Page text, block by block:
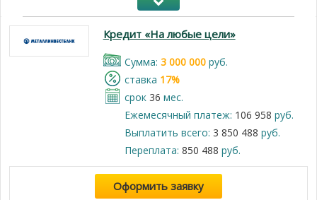
Кредит «На любые цели»
Cумма: 3 000 000руб.
cтавка 17%
срок 36 мес.
Ежемесячный платеж: 106 958 руб.
Выплатить всего: 3 850 488 руб.
Переплата: 850 488 руб.
Оформить заявку